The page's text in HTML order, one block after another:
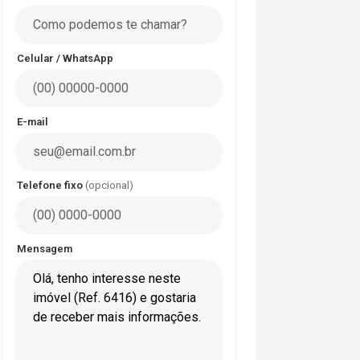
Celular / WhatsApp
E-mail
Telefone fixo (opcional)
Mensagem